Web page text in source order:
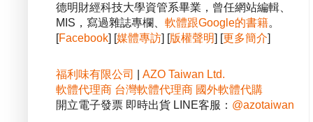
德明財經科技大學資管系畢業，曾任網站編輯、
MIS，寫過雜誌專欄、 軟體跟Google的書籍。
[Facebook] [媒體專訪] [版權聲明] [更多簡介]
福利味有限公司
AZO Taiwan Ltd.
軟體代理商 台灣軟體代理商 國外軟體代購
開立電子發票 即時出貨 LINE客服： @azotaiwan